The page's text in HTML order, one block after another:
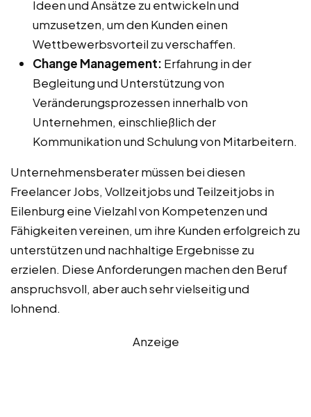
Ideen und Ansätze zu entwickeln und
umzusetzen, um den Kunden einen
Wettbewerbsvorteil zu verschaffen.
Change Management: Erfahrung in der
Begleitung und Unterstützung von
Veränderungsprozessen innerhalb von
Unternehmen, einschließlich der
Kommunikation und Schulung von Mitarbeitern.
Unternehmensberater müssen bei diesen
Freelancer Jobs, Vollzeitjobs und Teilzeitjobs in
Eilenburg eine Vielzahl von Kompetenzen und
Fähigkeiten vereinen, um ihre Kunden erfolgreich zu
unterstützen und nachhaltige Ergebnisse zu
erzielen. Diese Anforderungen machen den Beruf
anspruchsvoll, aber auch sehr vielseitig und
lohnend.
Anzeige